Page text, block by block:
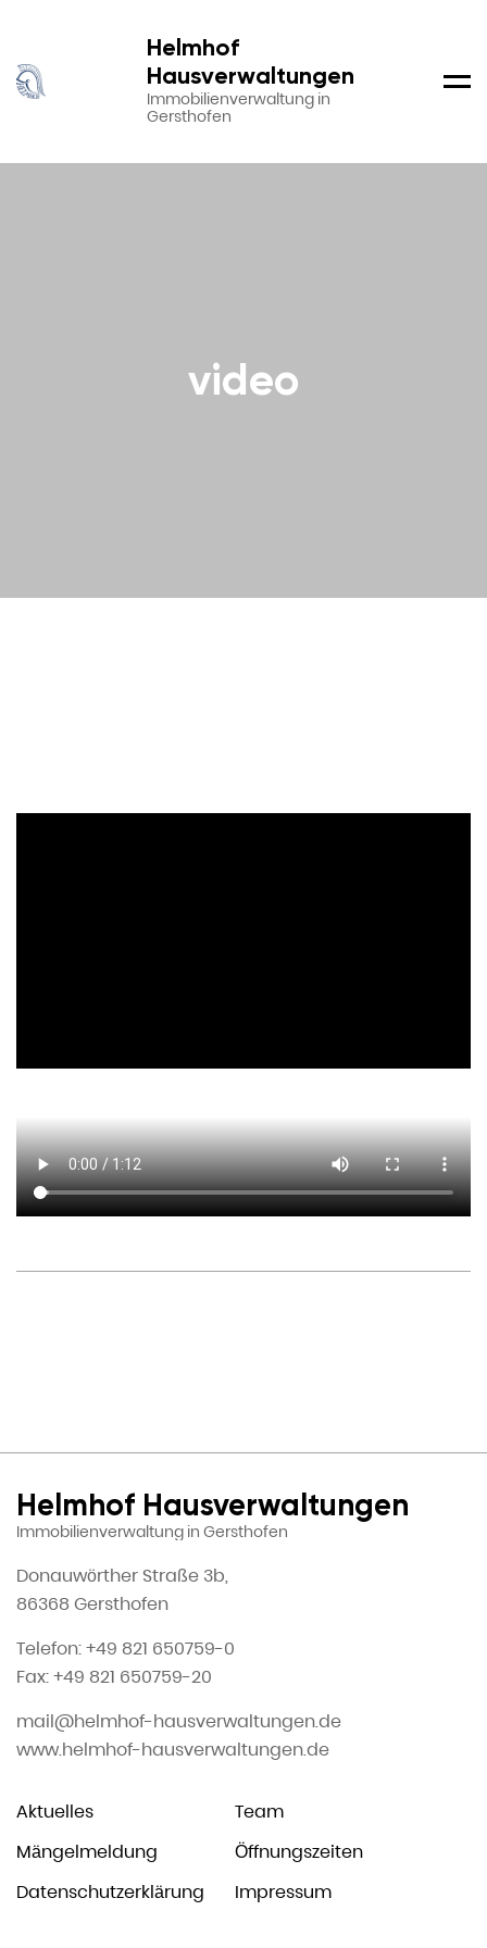
Helmhof
Hausverwaltungen
Immobilienverwaltung in
Gersthofen
video
Helmhof Hausverwaltungen
Immobilienverwaltung in Gersthofen
Donauwörther Straße 3b,
86368 Gersthofen
Telefon: +49 821 650759-0
Fax: +49 821 650759-20
mail@helmhof-hausverwaltungen.de
www.helmhof-hausverwaltungen.de
Aktuelles
Team
Mängelmeldung
Öffnungszeiten
Datenschutzerklärung
Impressum